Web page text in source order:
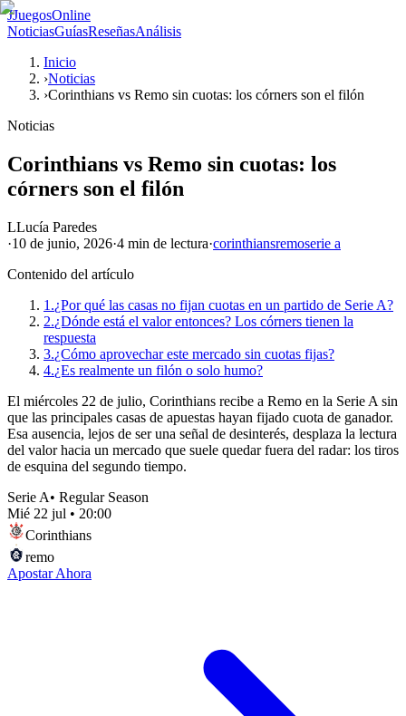
JJuegosOnline
NoticiasGuíasReseñasAnálisis
Inicio
›Noticias
›Corinthians vs Remo sin cuotas: los córners son el filón
Noticias
Corinthians vs Remo sin cuotas: los
córners son el filón
LLucía Paredes
·10 de junio, 2026·4 min de lectura·corinthiansremoserie a
Contenido del artículo
1.¿Por qué las casas no fijan cuotas en un partido de Serie A?
2.¿Dónde está el valor entonces? Los córners tienen la
respuesta
3.¿Cómo aprovechar este mercado sin cuotas fijas?
4.¿Es realmente un filón o solo humo?
El miércoles 22 de julio, Corinthians recibe a Remo en la Serie A sin
que las principales casas de apuestas hayan fijado cuota de ganador.
Esa ausencia, lejos de ser una señal de desinterés, desplaza la lectura
del valor hacia un mercado que suele quedar fuera del radar: los tiros
de esquina del segundo tiempo.
Serie A• Regular Season
Mié 22 jul • 20:00
Corinthians
remo
Apostar Ahora